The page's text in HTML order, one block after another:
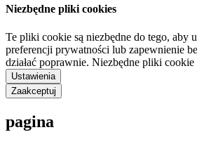
Niezbędne pliki cookies
Te pliki cookie są niezbędne do tego, aby
preferencji prywatności lub zapewnienie
działać poprawnie. Niezbędne pliki
Ustawienia
Zaakceptuj
pagina